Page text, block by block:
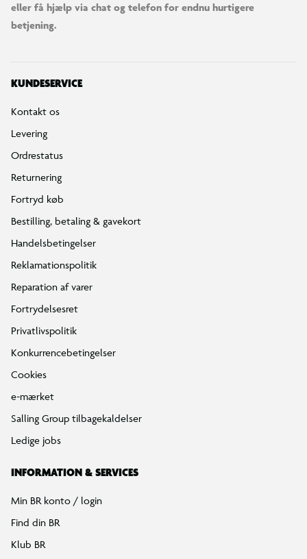
eller få hjælp via chat og telefon for endnu hurtigere
betjening.
KUNDESERVICE
Kontakt os
Levering
Ordrestatus
Returnering
Fortryd køb
Bestilling, betaling & gavekort
Handelsbetingelser
Reklamationspolitik
Reparation af varer
Fortrydelsesret
Privatlivspolitik
Konkurrencebetingelser
Cookies
e-mærket
Salling Group tilbagekaldelser
Ledige jobs
INFORMATION & SERVICES
Min BR konto / login
Find din BR
Klub BR